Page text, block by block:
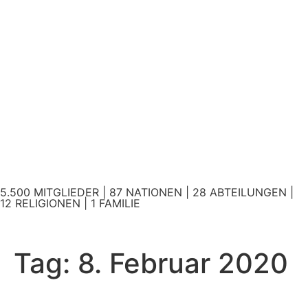
5.500 MITGLIEDER | 87 NATIONEN | 28 ABTEILUNGEN |
12 RELIGIONEN | 1 FAMILIE
Tag: 8. Februar 2020